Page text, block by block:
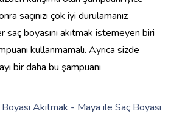
saçınızı çok iyi durulamanız
boyasını akıtmak istemeyen biri
kullanmamalı. Ayrıca sizde
bir daha bu şampuanı